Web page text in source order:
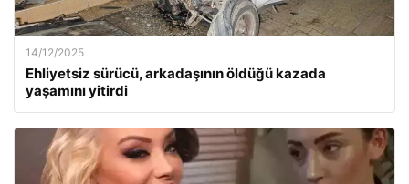
14/12/2025
Ehliyetsiz sürücü, arkadaşının öldüğü kazada
yaşamını yitirdi